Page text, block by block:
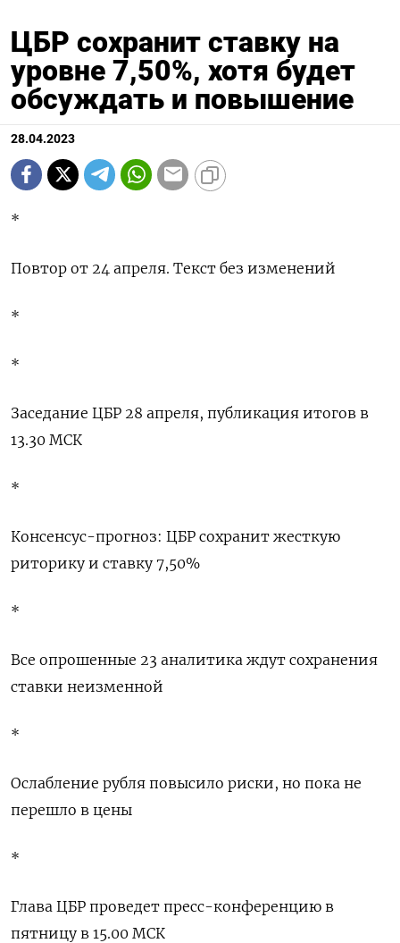
ЦБР сохранит ставку на
уровне 7,50%, хотя будет
обсуждать и повышение
28.04.2023
*
Повтор от 24 апреля. Текст без изменений
*
*
Заседание ЦБР 28 апреля, публикация итогов в
13.30 МСК
*
Консенсус-прогноз: ЦБР сохранит жесткую
риторику и ставку 7,50%
*
Все опрошенные 23 аналитика ждут сохранения
ставки неизменной
*
Ослабление рубля повысило риски, но пока не
перешло в цены
*
Глава ЦБР проведет пресс-конференцию в
пятницу в 15.00 МСК